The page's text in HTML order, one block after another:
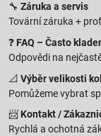
🔧 Záruka a servis
Tovární záruka +
❓ FAQ – Často
Odpovědi na
📐 Výběr velikosti
Pomůžeme vybrat
📨 Kontakt /
Rychlá a ochotná